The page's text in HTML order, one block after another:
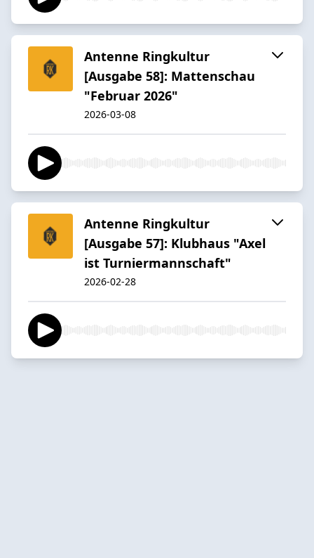
Antenne Ringkultur
[Ausgabe 58]: Mattenschau
"Februar 2026"
2026-03-08
Antenne Ringkultur
[Ausgabe 57]: Klubhaus "Axel
ist Turniermannschaft"
2026-02-28